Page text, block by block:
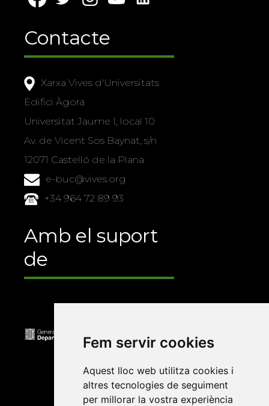
Fem servir cookies
Aquest lloc web utilitza cookies i
altres tecnologies de seguiment
per millorar la vostra experiència
Contacte
Xarxa Vives d'Universitats
Edifici Àgora
Universitat Jaume I, local 10
Av. de Vicent Sos Baynat, s/n
12071 Castelló de la Plana
e-buc@vives.org
+34 964 72 89 93
Amb el suport
de